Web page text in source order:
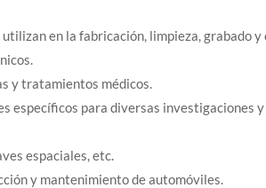
en la fabricación, limpieza, grabado y
y tratamientos médicos.
específicos para diversas investigaciones
espaciales, etc.
y mantenimiento de automóviles.